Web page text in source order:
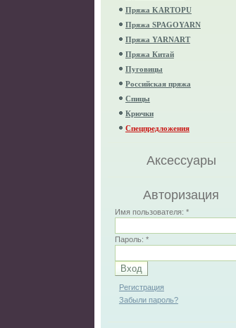
Пряжа KARTOPU
Пряжа SPAGOYARN
Пряжа YARNART
Пряжа Китай
Пуговицы
Российская пряжа
Спицы
Крючки
Спецпредложения
Аксессуары
Авторизация
Имя пользователя:*
Пароль:*
Регистрация
Забыли пароль?